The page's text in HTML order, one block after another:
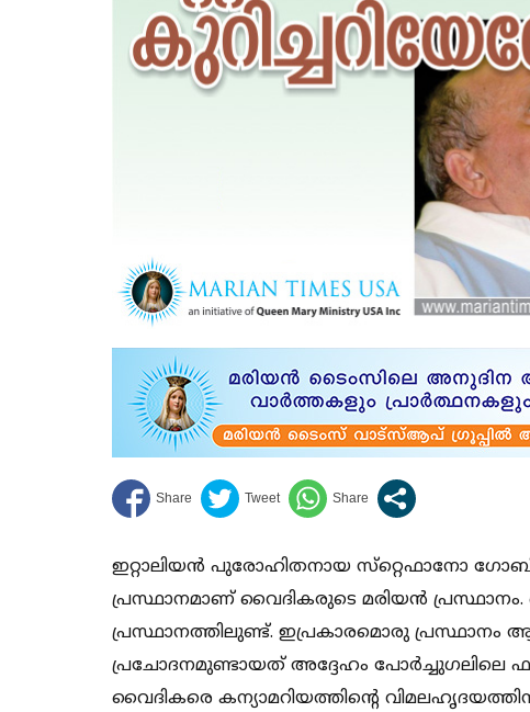
ഇറ്റാലിയന്‍ പുരോഹിതനായ സ്‌റ്റെഫാനോ ഗോബി
പ്രസ്ഥാനമാണ് വൈദികരുടെ മരിയന്‍
പ്രസ്ഥാനത്തിലുണ്ട്. ഇപ്രകാരമൊരു പ്രസ്ഥാനം
പ്രചോദനമുണ്ടായത് അദ്ദേഹം പോര്‍ച്ചുഗലിലെ
വൈദികരെ കന്യാമറിയത്തിന്റെ